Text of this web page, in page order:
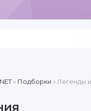
» Подборки » Легенды